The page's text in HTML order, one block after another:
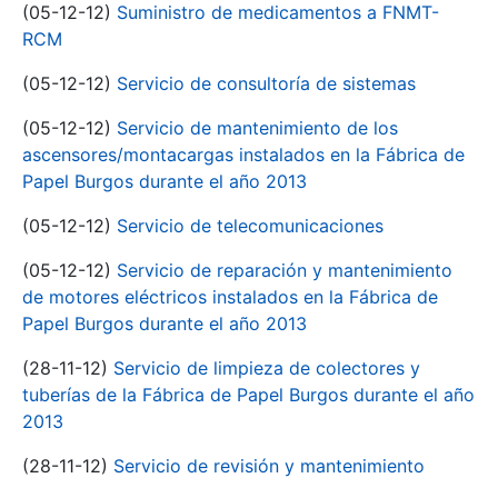
(05-12-12) Suministro de medicamentos a FNMT-
RCM
(05-12-12) Servicio de consultoría de sistemas
(05-12-12) Servicio de mantenimiento de los
ascensores/montacargas instalados en la Fábrica de
Papel Burgos durante el año 2013
(05-12-12) Servicio de telecomunicaciones
(05-12-12) Servicio de reparación y mantenimiento
de motores eléctricos instalados en la Fábrica de
Papel Burgos durante el año 2013
(28-11-12) Servicio de limpieza de colectores y
tuberías de la Fábrica de Papel Burgos durante el año
2013
(28-11-12) Servicio de revisión y mantenimiento